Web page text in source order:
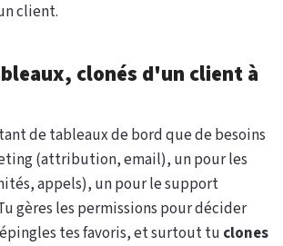
client.
clonés d'un client à
de tableaux de bord que de besoins
(attribution, email), un pour les
appels), un pour le support
gères les permissions pour décider
tes favoris, et surtout tu clones